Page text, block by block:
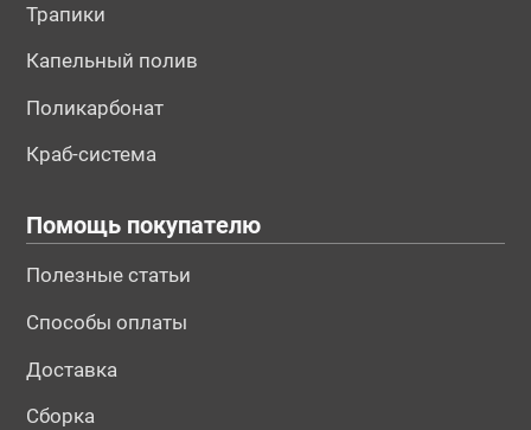
Трапики
Капельный полив
Поликарбонат
Краб-система
Помощь покупателю
Полезные статьи
Способы оплаты
Доставка
Сборка